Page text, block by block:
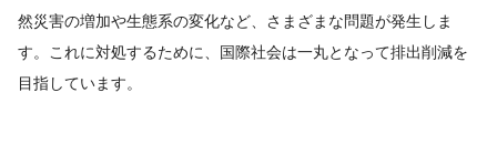
然災害の増加や生態系の変化など、さまざまな問題が発生しま
す。これに対処するために、国際社会は一丸となって排出削減を
目指しています。